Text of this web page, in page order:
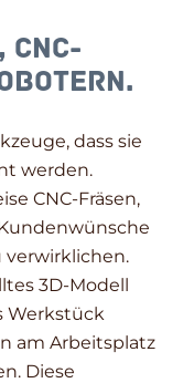
dass sie
werden.
CNC-Fräsen,
3D-Modell
Werkstück
am Arbeitsplatz
Diese